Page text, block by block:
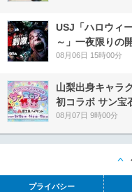
USJ「ハロウィ
～」一夜限りの
08月06日 15時00分
山梨出身キャラ
初コラボ サン宝
08月07日 9時00分
プライバシー